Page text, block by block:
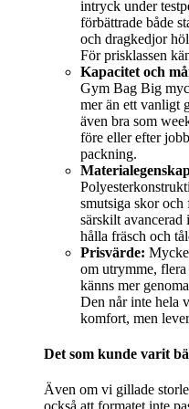
intryck under
förbättrade både
och dragkedjor
För prisklassen
Kapacitet och
Gym Bag Big
mer än ett vanligt
även bra som
före eller efter
packning.
smutsiga skor
särskilt avancerad
hålla fräsch och
Prisvärde:
om utrymme,
känns mer
Den når inte hela
komfort, men
Det som kunde varit
Även om vi gillade